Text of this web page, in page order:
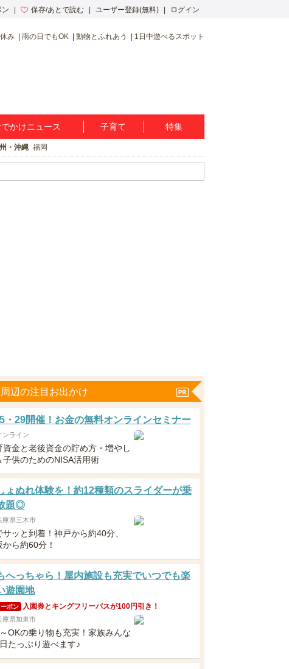
ン 保存/あとで読む ユーザー登録(無料) ログイン
み 雨の日でもOK 動物とふれあう 1日中遊べるスポット
でかけニュース 子育て 特集
・沖縄 福岡
辺の注目お出かけ
・29開催！お金の無料オンラインセミナー
ンライン
資金と老後資金の貯め方・増やし
子供のためのNISA活用術
ょぬれ体験を！約12種類のスライダーが乗
題◎
庫県三木市
サッと到着！神戸から約40分、
から約60分！
へっちゃら！屋内施設も充実でいつでも楽
遊園地
ポン 入園券とキングフリーパスが100円引き！
庫県加東市
OKの乗り物も充実！家族みんな
たっぷり遊べます♪